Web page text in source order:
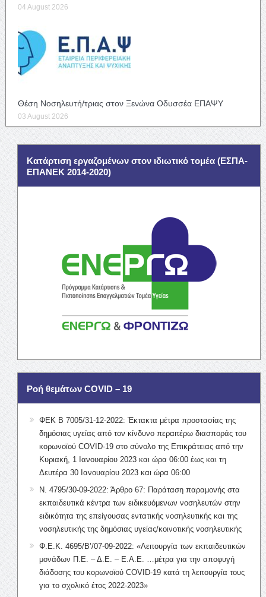
04 August 2026
Θέση Νοσηλευτή/τριας στον Ξενώνα Οδυσσέα ΕΠΑΨΥ
03 August 2026
Κατάρτιση εργαζομένων στον ιδιωτικό τομέα (ΕΣΠΑ-
ΕΠΑΝΕΚ 2014-2020)
Ροή θεμάτων COVID – 19
ΦΕΚ Β 7005/31-12-2022: Έκτακτα μέτρα προστασίας της
δημόσιας υγείας από τον κίνδυνο περαιτέρω διασποράς του
κορωνοϊού COVID-19 στο σύνολο της Επικράτειας από την
Κυριακή, 1 Ιανουαρίου 2023 και ώρα 06:00 έως και τη
Δευτέρα 30 Ιανουαρίου 2023 και ώρα 06:00
Ν. 4795/30-09-2022: Άρθρο 67: Παράταση παραμονής στα
εκπαιδευτικά κέντρα των ειδικευόμενων νοσηλευτών στην
ειδικότητα της επείγουσας εντατικής νοσηλευτικής και της
νοσηλευτικής της δημόσιας υγείας/κοινοτικής νοσηλευτικής
Φ.Ε.Κ. 4695/Β’/07-09-2022: «Λειτουργία των εκπαιδευτικών
μονάδων Π.Ε. – Δ.Ε. – Ε.Α.Ε. …μέτρα για την αποφυγή
διάδοσης του κορωνοϊού COVID-19 κατά τη λειτουργία τους
για το σχολικό έτος 2022-2023»